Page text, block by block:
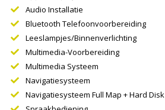
Audio Installatie
Bluetooth Telefoonvoorbereiding
Leeslampjes/binnenverlichting
Multimedia-Voorbereiding
Multimedia Systeem
Navigatiesysteem
Navigatiesysteem Full Map + Hard Disk